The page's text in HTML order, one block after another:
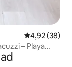
Gemiddelde
4,92 (38)
– Playa